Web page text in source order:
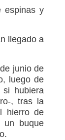
espinas y
llegado a
junio de
luego de
si hubiera
, tras la
hierro de
un buque